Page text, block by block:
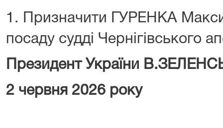
1. Призначити ГУРЕНКА
посаду судді Чернігівського
Президент України
2 червня 2026 року